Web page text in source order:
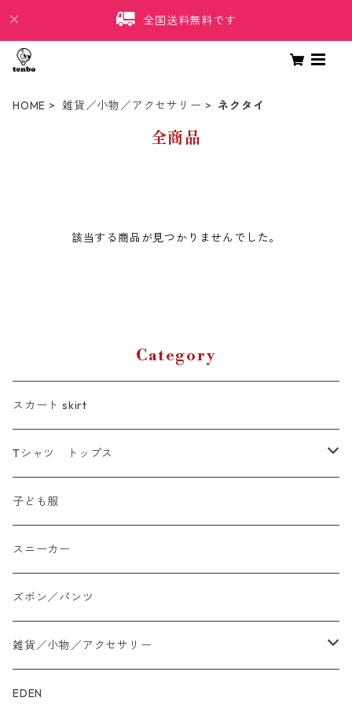
全国送料無料です
HOME 雑貨／小物／アクセサリー ネクタイ
全商品
該当する商品が見つかりませんでした。
Category
スカート skirt
Tシャツ トップス
Tシャツ
シャツ
大きいサイズ
ロングTシャツ
子ども服
スニーカー
ズボン／パンツ
雑貨／小物／アクセサリー
トートバッグ
EDEN